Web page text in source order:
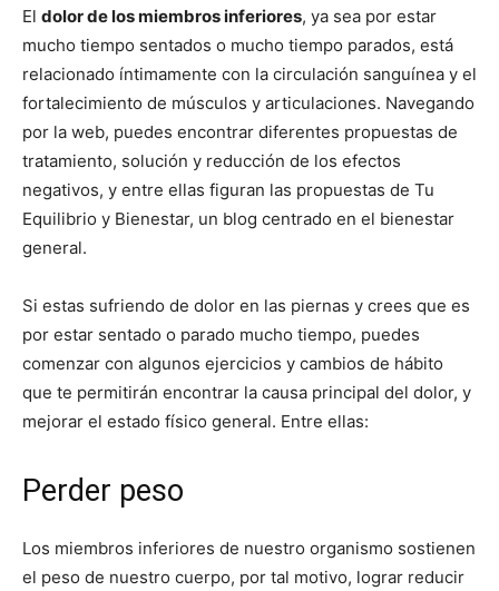
El dolor de los miembros inferiores, ya sea por estar
mucho tiempo sentados o mucho tiempo parados, está
relacionado íntimamente con la circulación sanguínea y el
fortalecimiento de músculos y articulaciones. Navegando
por la web, puedes encontrar diferentes propuestas de
tratamiento, solución y reducción de los efectos
negativos, y entre ellas figuran las propuestas de Tu
Equilibrio y Bienestar, un blog centrado en el bienestar
general.
Si estas sufriendo de dolor en las piernas y crees que es
por estar sentado o parado mucho tiempo, puedes
comenzar con algunos ejercicios y cambios de hábito
que te permitirán encontrar la causa principal del dolor, y
mejorar el estado físico general. Entre ellas:
Perder peso
Los miembros inferiores de nuestro organismo sostienen
el peso de nuestro cuerpo, por tal motivo, lograr reducir